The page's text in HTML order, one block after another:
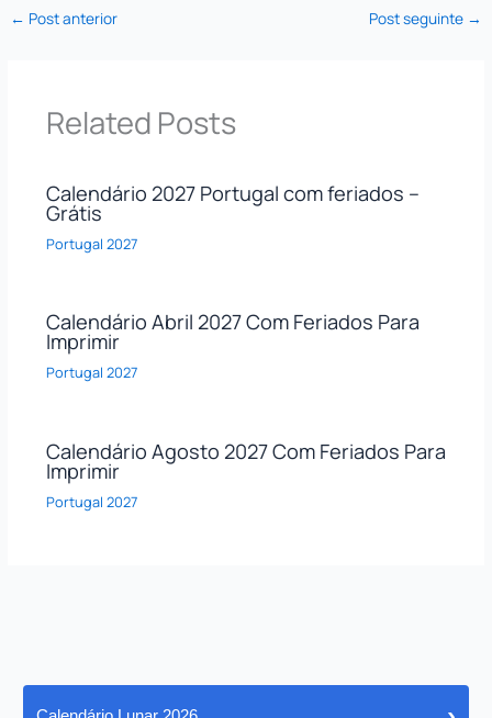
← Post anterior Post seguinte →
Related Posts
Calendário 2027 Portugal com feriados –
Grátis
Portugal 2027
Calendário Abril 2027 Com Feriados Para
Imprimir
Portugal 2027
Calendário Agosto 2027 Com Feriados Para
Imprimir
Portugal 2027